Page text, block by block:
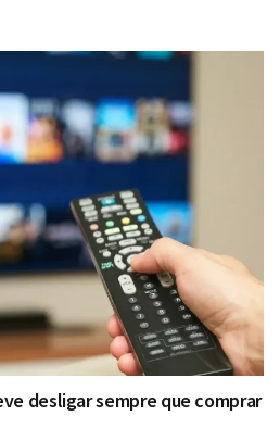
desligar sempre que comprar